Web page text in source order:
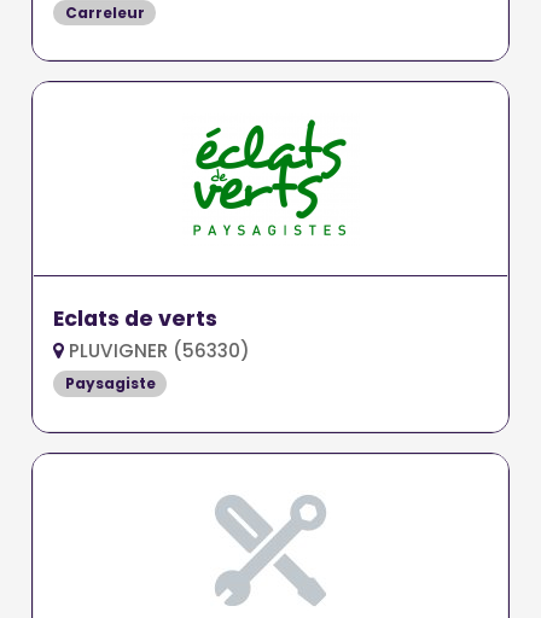
Carreleur
Eclats de verts
PLUVIGNER (56330)
Paysagiste